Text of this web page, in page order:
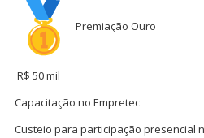
Premiação Ouro
R$ 50 mil
Capacitação no Empretec
Custeio para participação presencial